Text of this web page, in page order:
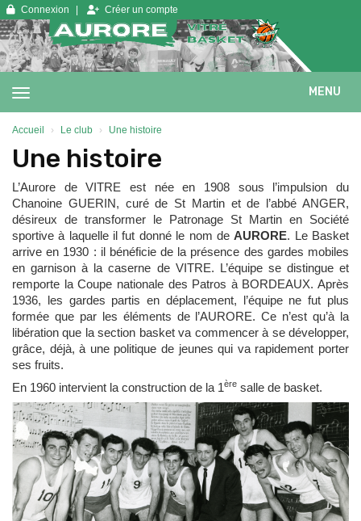
Connexion Créer un compte
MENU
Accueil Le club Une histoire
Une histoire
L’Aurore de VITRE est née en 1908 sous l’impulsion du
Chanoine GUERIN, curé de St Martin et de l’abbé ANGER,
désireux de transformer le Patronage St Martin en Société
sportive à laquelle il fut donné le nom deAURORE. Le Basket
arrive en 1930 : il bénéficie de la présence des gardes mobiles
en garnison à la caserne de VITRE. L’équipe se distingue et
remporte la Coupe nationale des Patros à BORDEAUX. Après
1936, les gardes partis en déplacement, l’équipe ne fut plus
formée que par les éléments de l’AURORE. Ce n’est qu’à la
libération que la section basket va commencer à se développer,
grâce, déjà, à une politique de jeunes qui va rapidement porter
ses fruits.
En 1960 intervient la construction de la 1ère salle de basket.
Panneau de gestion des cookies